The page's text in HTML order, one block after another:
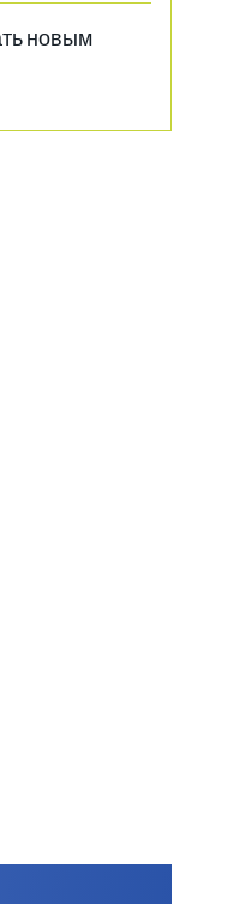
новым